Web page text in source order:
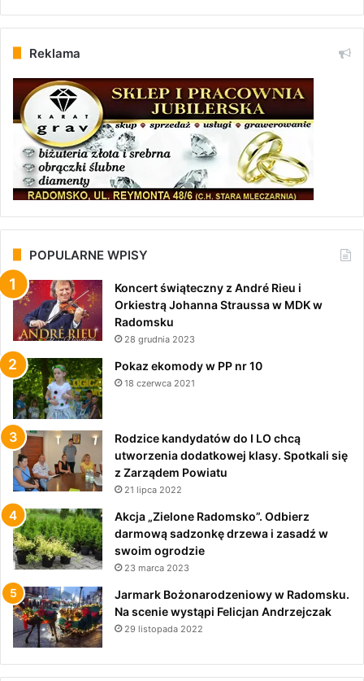
Reklama
POPULARNE WPISY
Koncert świąteczny z André Rieu i
Orkiestrą Johanna Straussa w MDK w
Radomsku
28 grudnia 2023
Pokaz ekomody w PP nr 10
18 czerwca 2021
Rodzice kandydatów do I LO chcą
utworzenia dodatkowej klasy. Spotkali się
z Zarządem Powiatu
21 lipca 2022
Akcja „Zielone Radomsko”. Odbierz
darmową sadzonkę drzewa i zasadź w
swoim ogrodzie
23 marca 2023
Jarmark Bożonarodzeniowy w Radomsku.
Na scenie wystąpi Felicjan Andrzejczak
29 listopada 2022